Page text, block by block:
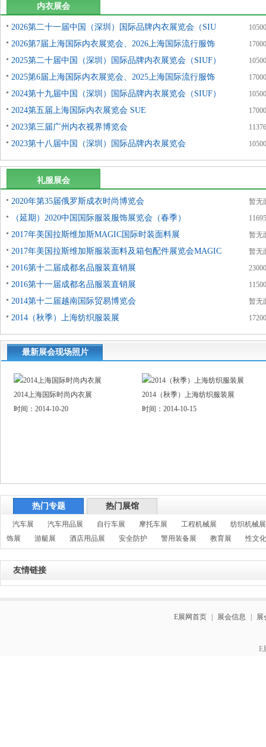
内衣展会
2026第二十一届中国（深圳）国际品牌内衣展览会（SIU
2026第7届上海国际内衣展览会、2026上海国际流行服饰 17000
2025第二十届中国（深圳）国际品牌内衣展览会（SIUF）
2025第6届上海国际内衣展览会、2025上海国际流行服饰 17000
2024第十九届中国（深圳）国际品牌内衣展览会（SIUF）
2024第五届上海国际内衣展览会 SUE 17000
2023第三届广州内衣视界博览会 11376
2023第十八届中国（深圳）国际品牌内衣展览会
礼服展会
2020年第35届俄罗斯成衣时尚博览会 暂无
（延期）2020中国国际服装服饰展览会（春季）
2017年美国拉斯维加斯MAGIC国际时装面料展 暂无
2017年美国拉斯维加斯服装面料及箱包配件展览会MAGIC 暂无
2016第十二届成都名品服装直销展 23000
2016第十一届成都名品服装直销展 11500
2014第十二届越南国际贸易博览会 暂无
2014（秋季）上海纺织服装展 17200
最新展会现场照片
2014上海国际时尚内衣展
时间：2014-10-20
2014（秋季）上海纺织服装展
时间：2014-10-15
热门专题 热门展馆
汽车展 汽车用品展 自行车展 摩托车展 工程机械展
纺织机械展
饰展
游艇展 酒店用品展 安全防护 警用装备展 教育展 性文
友情链接
E展网首页 展会信息 展
E